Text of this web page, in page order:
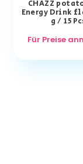
CHAZZ
Energy Drink
g / 15
Für Preise